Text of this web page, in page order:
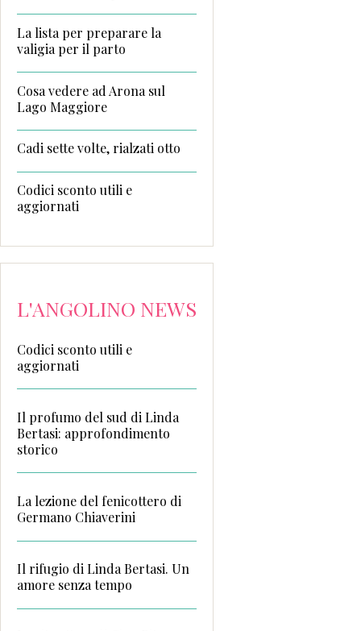
La lista per preparare la
valigia per il parto
Cosa vedere ad Arona sul
Lago Maggiore
Cadi sette volte, rialzati otto
Codici sconto utili e
aggiornati
L'ANGOLINO NEWS
Codici sconto utili e
aggiornati
Il profumo del sud di Linda
Bertasi: approfondimento
storico
La lezione del fenicottero di
Germano Chiaverini
Il rifugio di Linda Bertasi. Un
amore senza tempo